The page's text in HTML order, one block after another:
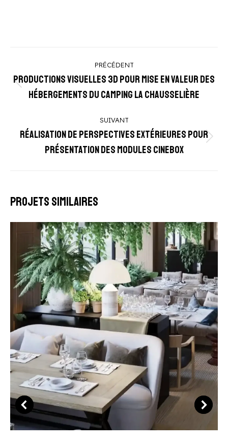
de
commentaire
PRÉCÉDENT
précédent
Productions visuelles 3D pour mise en valeur des
hébergements du Camping la Chausselière
SUIVANT
similaires
Réalisation de perspectives extérieures pour
présentation des modules Cinebox
Projets similaires